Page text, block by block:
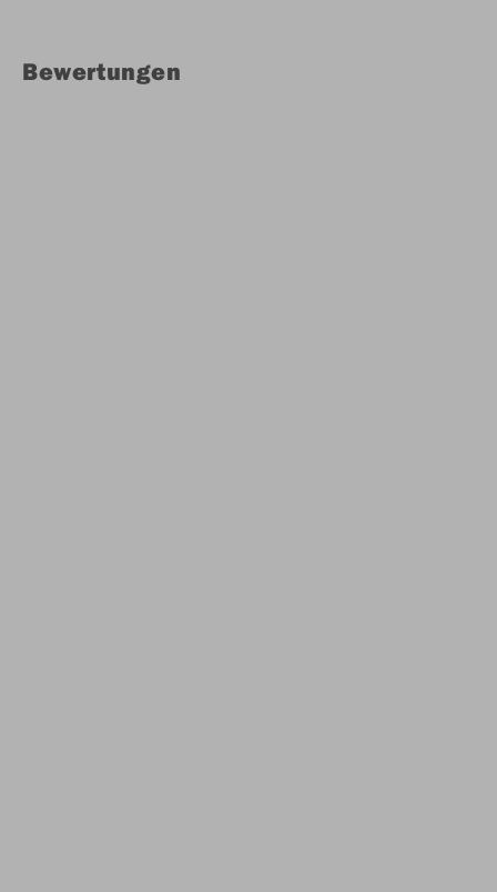
Bewertungen